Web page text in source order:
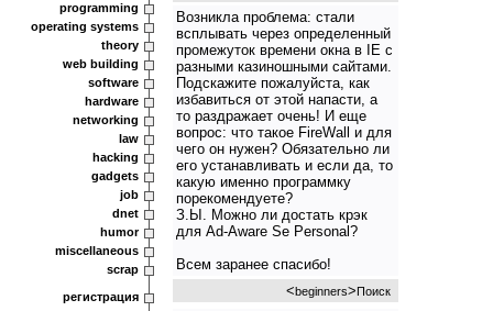
programming
operating systems
theory
web building
software
hardware
networking
law
hacking
gadgets
job
dnet
humor
miscellaneous
scrap
регистрация
Возникла проблема: стали
всплывать через определенный
промежуток времени окна в IE с
разными казиношными сайтами.
Подскажите пожалуйста, как
избавиться от этой напасти, а
то раздражает очень! И еще
вопрос: что такое FireWall и для
чего он нужен? Обязательно ли
его устанавливать и если да, то
какую именно программку
порекомендуете?
З.Ы. Можно ли достать крэк
для Ad-Aware Se Personal?
Всем заранее спасибо!
<beginners>Поиск